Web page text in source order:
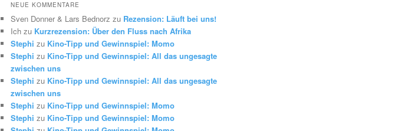
NEUE KOMMENTARE
Sven Donner & Lars Bednorz zu Rezension: Läuft bei uns!
Ich zu Kurzrezension: Über den Fluss nach Afrika
Stephi zu Kino-Tipp und Gewinnspiel: Momo
Stephi zu Kino-Tipp und Gewinnspiel: All das ungesagte
zwischen uns
Stephi zu Kino-Tipp und Gewinnspiel: All das ungesagte
zwischen uns
Stephi zu Kino-Tipp und Gewinnspiel: Momo
Stephi zu Kino-Tipp und Gewinnspiel: Momo